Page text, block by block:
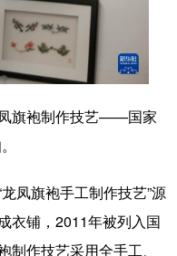
金融
信息化 数字经济
旗袍制作技艺——国家
凤旗袍手工制作技艺”源
衣铺，2011年被列入国
作技艺采用全手工、